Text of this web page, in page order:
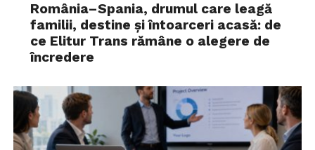
România–Spania, drumul care leagă
familii, destine și întoarceri acasă: de
ce Elitur Trans rămâne o alegere de
încredere